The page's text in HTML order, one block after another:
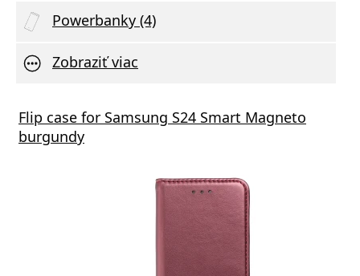
Powerbanky (4)
Zobraziť viac
Flip case for Samsung S24 Smart Magneto
burgundy